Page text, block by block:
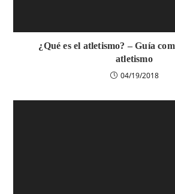
¿Qué es el atletismo? – Guía
atletismo
04/19/2018